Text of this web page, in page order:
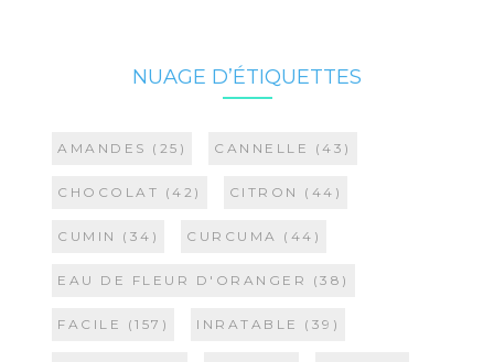
NUAGE D’ÉTIQUETTES
AMANDES (25) CANNELLE (43)
CHOCOLAT (42) CITRON (44)
CUMIN (34) CURCUMA (44)
EAU DE FLEUR D'ORANGER (38)
FACILE (157) INRATABLE (39)